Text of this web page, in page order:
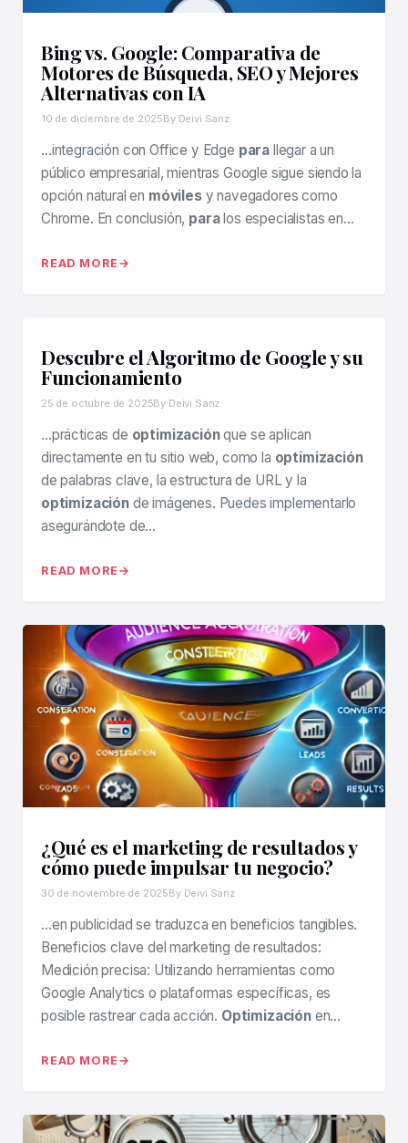
Bing vs. Google: Comparativa de
Motores de Búsqueda, SEO y Mejores
Alternativas con IA
10 de diciembre de 2025By Deivi Sanz
…integración con Office y Edge para llegar a un
público empresarial, mientras Google sigue siendo la
opción natural en móvilesy navegadores como
Chrome. En conclusión, paralos especialistas en…
READ MORE
Descubre el Algoritmo de Google y su
Funcionamiento
25 de octubre de 2025By Deivi Sanz
…prácticas de optimizaciónque se aplican
directamente en tu sitio web, como la optimización
de palabras clave, la estructura de URL y la
optimizaciónde imágenes. Puedes implementarlo
asegurándote de…
READ MORE
¿Qué es el marketing de resultados y
cómo puede impulsar tu negocio?
30 de noviembre de 2025By Deivi Sanz
…en publicidad se traduzca en beneficios tangibles.
Beneficios clave del marketing de resultados:
Medición precisa: Utilizando herramientas como
Google Analytics o plataformas específicas, es
posible rastrear cada acción. Optimizaciónen…
READ MORE